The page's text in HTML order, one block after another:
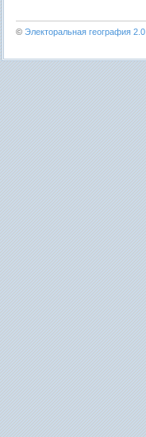
© Электоральная география 2.0